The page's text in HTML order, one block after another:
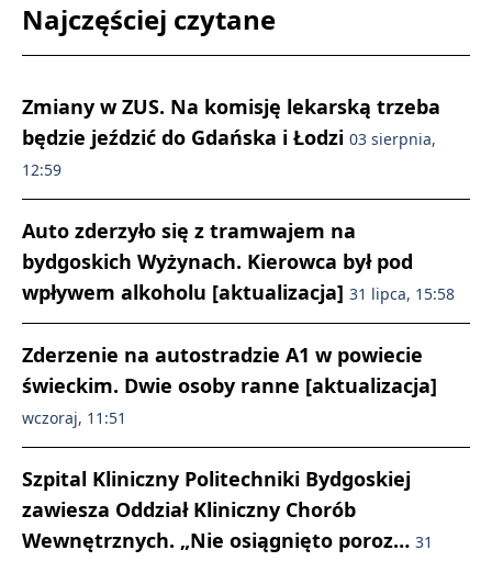
Najczęściej czytane
Zmiany w ZUS. Na komisję lekarską trzeba
będzie jeździć do Gdańska i Łodzi 03 sierpnia,
12:59
Auto zderzyło się z tramwajem na
bydgoskich Wyżynach. Kierowca był pod
wpływem alkoholu [aktualizacja] 31 lipca, 15:58
Zderzenie na autostradzie A1 w powiecie
świeckim. Dwie osoby ranne [aktualizacja]
wczoraj, 11:51
Szpital Kliniczny Politechniki Bydgoskiej
zawiesza Oddział Kliniczny Chorób
Wewnętrznych. „Nie osiągnięto poroz… 31